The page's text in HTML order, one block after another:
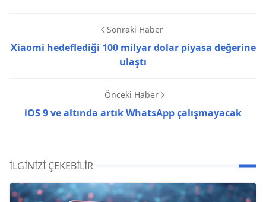
Sonraki Haber
Xiaomi hedeflediği 100 milyar dolar piyasa değerine
ulaştı
Önceki Haber
iOS 9 ve altında artık WhatsApp çalışmayacak
İLGINIZI ÇEKEBILIR